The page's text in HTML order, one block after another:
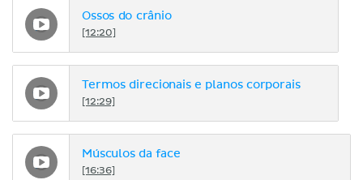
Ossos do crânio
[12:20]
Termos direcionais e planos corporais
[12:29]
Músculos da face
[16:36]